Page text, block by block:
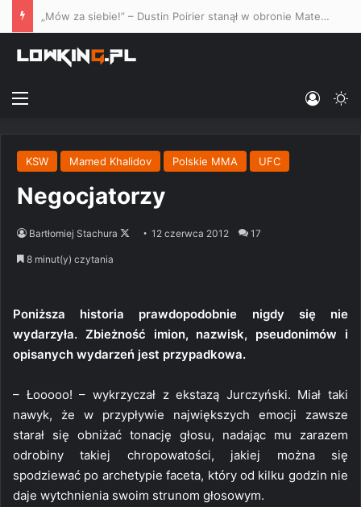
„Mów za siebie!” – Dustin Poirier stanął w obronie Mateusza Gamrota w studio Paramount przed UFC Vegas
Menu Log In
KSW Mamed Khalidov Polskie MMA UFC
Negocjatorzy
Bartłomiej Stachura
Follow12 czerwca 2012 17
8 minut(y) czytania
Poniższa historia prawdopodobnie nigdy się nie
wydarzyła. Zbieżność imion, nazwisk, pseudonimów i
opisanych wydarzeń jest przypadkowa.
– Łooooo! – wykrzyczał z ekstazą Jurczyński. Miał taki
nawyk, że w przypływie największych emocji zawsze
starał się obniżać tonację głosu, nadając mu zarazem
odrobiny takiej chropowatości, jakiej można się
spodziewać po archetypie faceta, który od kilku godzin nie
daje wytchnienia swoim strunom głosowym.